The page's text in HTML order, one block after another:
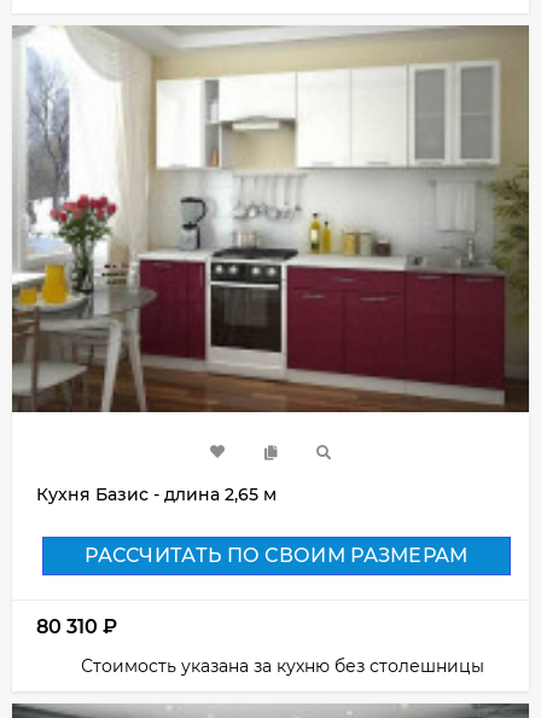
Кухня Базис - длина 2,65 м
РАССЧИТАТЬ ПО СВОИМ РАЗМЕРАМ
80 310 ₽
Стоимость указана за кухню без столешницы